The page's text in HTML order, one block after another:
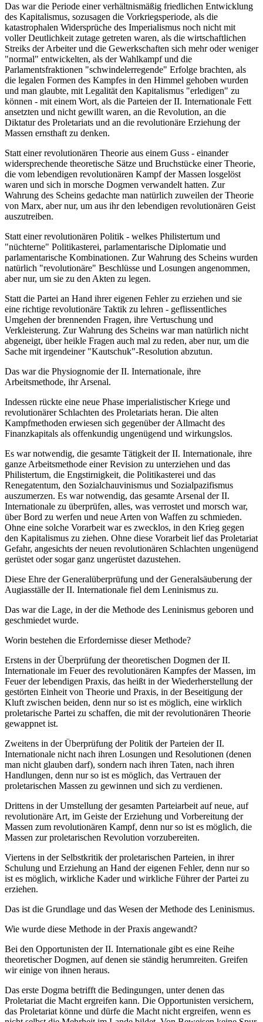
Das war die Periode einer verhältnismäßig friedlichen Entwicklung
des Kapitalismus, sozusagen die Vorkriegsperiode, als die
katastrophalen Widersprüche des Imperialismus noch nicht mit
voller Deutlichkeit zutage getreten waren, als die wirtschaftlichen
Streiks der Arbeiter und die Gewerkschaften sich mehr oder weniger
"normal" entwickelten, als der Wahlkampf und die
Parlamentsfraktionen "schwindelerregende" Erfolge brachten, als
die legalen Formen des Kampfes in den Himmel gehoben wurden
und man glaubte, mit Legalität den Kapitalismus "erledigen" zu
können - mit einem Wort, als die Parteien der II. Internationale Fett
ansetzten und nicht gewillt waren, an die Revolution, an die
Diktatur des Proletariats und an die revolutionäre Erziehung der
Massen ernsthaft zu denken.
Statt einer revolutionären Theorie aus einem Guss - einander
widersprechende theoretische Sätze und Bruchstücke einer Theorie,
die vom lebendigen revolutionären Kampf der Massen losgelöst
waren und sich in morsche Dogmen verwandelt hatten. Zur
Wahrung des Scheins gedachte man natürlich zuweilen der Theorie
von Marx, aber nur, um aus ihr den lebendigen revolutionären Geist
auszutreiben.
Statt einer revolutionären Politik - welkes Philistertum und
"nüchterne" Politikasterei, parlamentarische Diplomatie und
parlamentarische Kombinationen. Zur Wahrung des Scheins wurden
natürlich "revolutionäre" Beschlüsse und Losungen angenommen,
aber nur, um sie zu den Akten zu legen.
Statt die Partei an Hand ihrer eigenen Fehler zu erziehen und sie
eine richtige revolutionäre Taktik zu lehren - geflissentliches
Umgehen der brennenden Fragen, ihre Vertuschung und
Verkleisterung. Zur Wahrung des Scheins war man natürlich nicht
abgeneigt, über heikle Fragen auch mal zu reden, aber nur, um die
Sache mit irgendeiner "Kautschuk"-Resolution abzutun.
Das war die Physiognomie der II. Internationale, ihre
Arbeitsmethode, ihr Arsenal.
Indessen rückte eine neue Phase imperialistischer Kriege und
revolutionärer Schlachten des Proletariats heran. Die alten
Kampfmethoden erwiesen sich gegenüber der Allmacht des
Finanzkapitals als offenkundig ungenügend und wirkungslos.
Es war notwendig, die gesamte Tätigkeit der II. Internationale, ihre
ganze Arbeitsmethode einer Revision zu unterziehen und das
Philistertum, die Engstirnigkeit, die Politikasterei und das
Renegatentum, den Sozialchauvinismus und Sozialpazifismus
auszumerzen. Es war notwendig, das gesamte Arsenal der II.
Internationale zu überprüfen, alles, was verrostet und morsch war,
über Bord zu werfen und neue Arten von Waffen zu schmieden.
Ohne eine solche Vorarbeit war es zwecklos, in den Krieg gegen
den Kapitalismus zu ziehen. Ohne diese Vorarbeit lief das Proletariat
Gefahr, angesichts der neuen revolutionären Schlachten ungenügend
gerüstet oder sogar ganz ungerüstet dazustehen.
Diese Ehre der Generalüberprüfung und der Generalsäuberung der
Augiasställe der II. Internationale fiel dem Leninismus zu.
Das war die Lage, in der die Methode des Leninismus geboren und
geschmiedet wurde.
Worin bestehen die Erfordernisse dieser Methode?
Erstens in der Überprüfung der theoretischen Dogmen der II.
Internationale im Feuer des revolutionären Kampfes der Massen, im
Feuer der lebendigen Praxis, das heißt in der Wiederherstellung der
gestörten Einheit von Theorie und Praxis, in der Beseitigung der
Kluft zwischen beiden, denn nur so ist es möglich, eine wirklich
proletarische Partei zu schaffen, die mit der revolutionären Theorie
gewappnet ist.
Zweitens in der Überprüfung der Politik der Parteien der II.
Internationale nicht nach ihren Losungen und Resolutionen (denen
man nicht glauben darf), sondern nach ihren Taten, nach ihren
Handlungen, denn nur so ist es möglich, das Vertrauen der
proletarischen Massen zu gewinnen und sich zu verdienen.
Drittens in der Umstellung der gesamten Parteiarbeit auf neue, auf
revolutionäre Art, im Geiste der Erziehung und Vorbereitung der
Massen zum revolutionären Kampf, denn nur so ist es möglich, die
Massen zur proletarischen Revolution vorzubereiten.
Viertens in der Selbstkritik der proletarischen Parteien, in ihrer
Schulung und Erziehung an Hand der eigenen Fehler, denn nur so
ist es möglich, wirkliche Kader und wirkliche Führer der Partei zu
erziehen.
Das ist die Grundlage und das Wesen der Methode des Leninismus.
Wie wurde diese Methode in der Praxis angewandt?
Bei den Opportunisten der II. Internationale gibt es eine Reihe
theoretischer Dogmen, auf denen sie ständig herumreiten. Greifen
wir einige von ihnen heraus.
Das erste Dogma betrifft die Bedingungen, unter denen das
Proletariat die Macht ergreifen kann. Die Opportunisten versichern,
das Proletariat könne und dürfe die Macht nicht ergreifen, wenn es